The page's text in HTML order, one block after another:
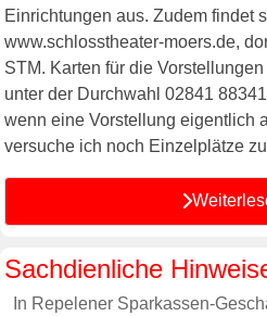
Einrichtungen aus. Zudem findet
www.schlosstheater-moers.de,
STM. Karten für die
unter der Durchwahl 02841
wenn eine Vorstellung eigentlich
versuche ich noch Einzelplätze
Sachdienliche
In Repelener Sparkassen-